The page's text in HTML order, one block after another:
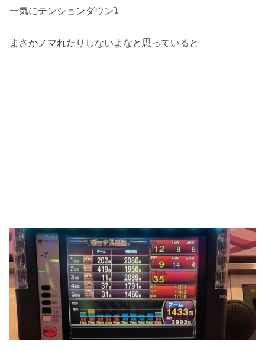
一気にテンションダウン⤵︎
まさかノマれたりしないよなと思っていると